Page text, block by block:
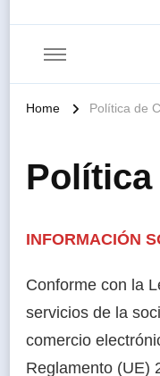
Home Política de
Política
INFORMACIÓN
Conforme con la
servicios de la
comercio
Reglamento (UE)